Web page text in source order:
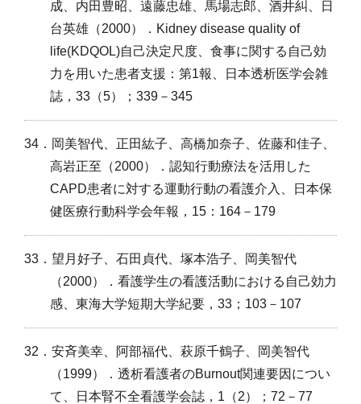
成、内田豊昭、遠藤忠雄、馬場志郎、酒井糾、日
台英雄（2000）．Kidney disease quality of
life(KDQOL)自己決定尺度、食事に関する自己効
力を用いた患者支援：第1報、日本透析医学会雑
誌，33（5）；339－345
34．岡美智代、正田紘子、高橋加奈子、佐藤和佳子、
高岩正至（2000）．認知行動療法を活用した
CAPD患者に対する運動行動の看護介入、日本保
健医療行動科学会年報，15：164－179
33．望月好子、石田貞代、塚本浩子、岡美智代
（2000）．看護学生の看護活動における自己効力
感、東海大学短期大学紀要，33；103－107
32．安斉美幸、阿部福代、萩原千鶴子、岡美智代
（1999）．透析看護者のBurnout関連要因につい
て、日本腎不全看護学会誌，1（2）；72－77